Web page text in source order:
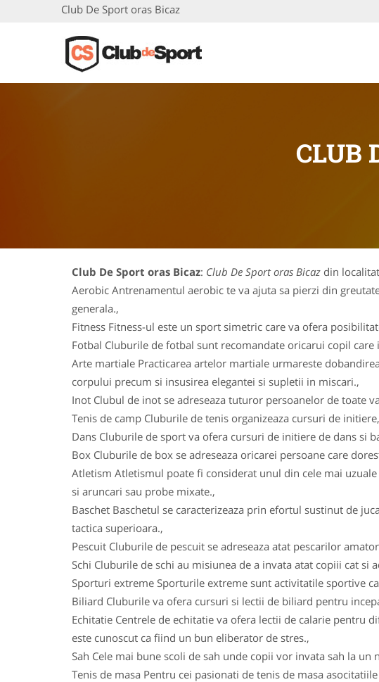
Club De Sport oras Bicaz
CLUB
Club De Sport oras Bicaz: Club De Sport oras Bicaz din
Aerobic Antrenamentul aerobic te va ajuta sa pierzi din
generala.,
Fitness Fitness-ul este un sport simetric care va ofera
Fotbal Cluburile de fotbal sunt recomandate oricarui copil
Arte martiale Practicarea artelor martiale urmareste
corpului precum si insusirea elegantei si supletii in miscari.,
Inot Clubul de inot se adreseaza tuturor persoanelor de toate
Tenis de camp Cluburile de tenis organizeaza cursuri de
Dans Cluburile de sport va ofera cursuri de initiere de dans
Box Cluburile de box se adreseaza oricarei persoane care
Atletism Atletismul poate fi considerat unul din cele mai
si aruncari sau probe mixate.,
Baschet Baschetul se caracterizeaza prin efortul sustinut de
tactica superioara.,
Pescuit Cluburile de pescuit se adreseaza atat pescarilor
Schi Cluburile de schi au misiunea de a invata atat copiii cat si
Sporturi extreme Sporturile extreme sunt activitatile sportive
Biliard Cluburile va ofera cursuri si lectii de biliard pentru
Echitatie Centrele de echitatie va ofera lectii de calarie pentru
este cunoscut ca fiind un bun eliberator de stres.,
Sah Cele mai bune scoli de sah unde copii vor invata sah la un
Tenis de masa Pentru cei pasionati de tenis de masa